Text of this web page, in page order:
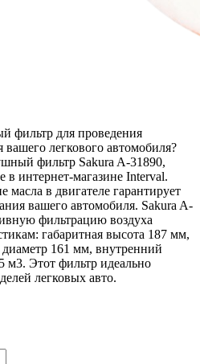
фильтр для проведения
легкового автомобиля?
фильтр Sakura A-31890,
в интернет-магазине Interval.
масла в двигателе гарантирует
вашего автомобиля. Sakura A-
фильтрацию воздуха
габаритная высота 187 мм,
161 мм, внутренний
м3. Этот фильтр идеально
легковых авто.